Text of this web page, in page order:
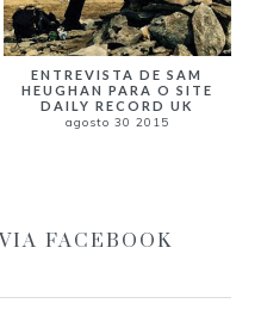
ENTREVISTA DE SAM
HEUGHAN PARA O SITE
DAILY RECORD UK
agosto 30 2015
FACEBOOK